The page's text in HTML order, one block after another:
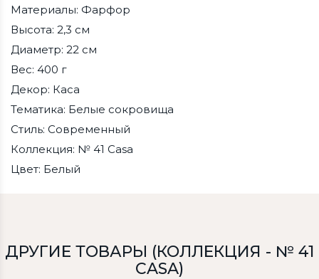
Материалы: Фарфор
Высота: 2,3 см
Диаметр: 22 см
Вес: 400 г
Декор: Каса
Тематика: Белые сокровища
Стиль: Современный
Коллекция: № 41 Casa
Цвет: Белый
ДРУГИЕ ТОВАРЫ (КОЛЛЕКЦИЯ - № 41
CASA)